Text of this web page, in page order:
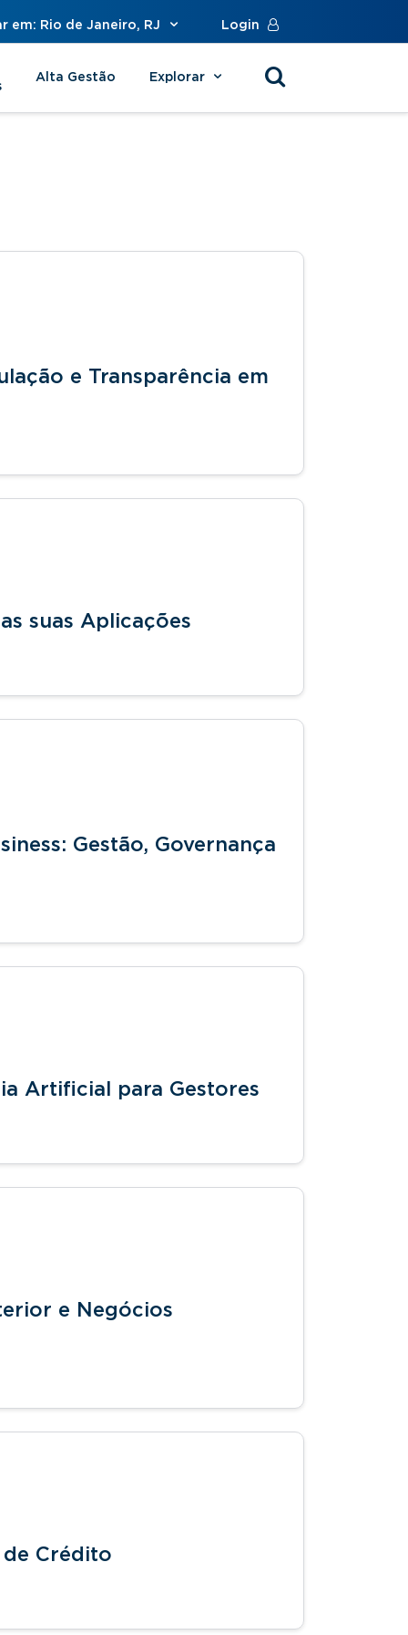
em: Rio de Janeiro, RJ Login
Alta Gestão Explorar
e Transparência em
suas Aplicações
Gestão, Governança
Artificial para Gestores
e Negócios
de Crédito